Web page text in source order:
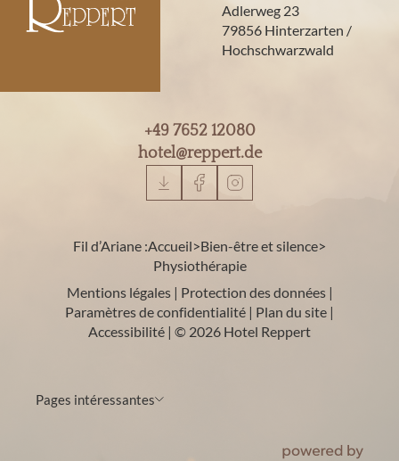
Adlerweg 23
79856 Hinterzarten /
Hochschwarzwald
+49 7652 12080
hotel@reppert.de
Fil d’Ariane :Accueil>Bien-être et silence>
Physiothérapie
Mentions légales | Protection des données |
Paramètres de confidentialité | Plan du site |
Accessibilité | © 2026 Hotel Reppert
Pages intéressantes